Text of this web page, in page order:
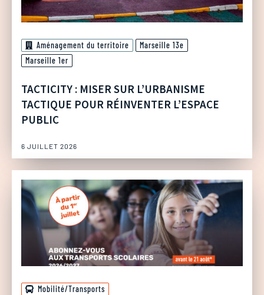
Aménagement du territoire
Marseille 13e
Marseille 1er
TACTICITY : MISER SUR L’URBANISME
TACTIQUE POUR RÉINVENTER L’ESPACE
PUBLIC
6 JUILLET 2026
Mobilité/Transports